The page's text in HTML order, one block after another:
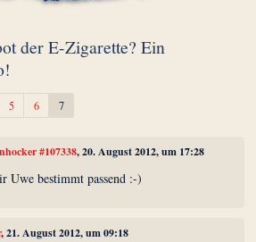
der E-Zigarette? Ein
5 6 7
#107338, 20. August 2012, um 17:28
Uwe bestimmt passend :-)
, 21. August 2012, um 09:18